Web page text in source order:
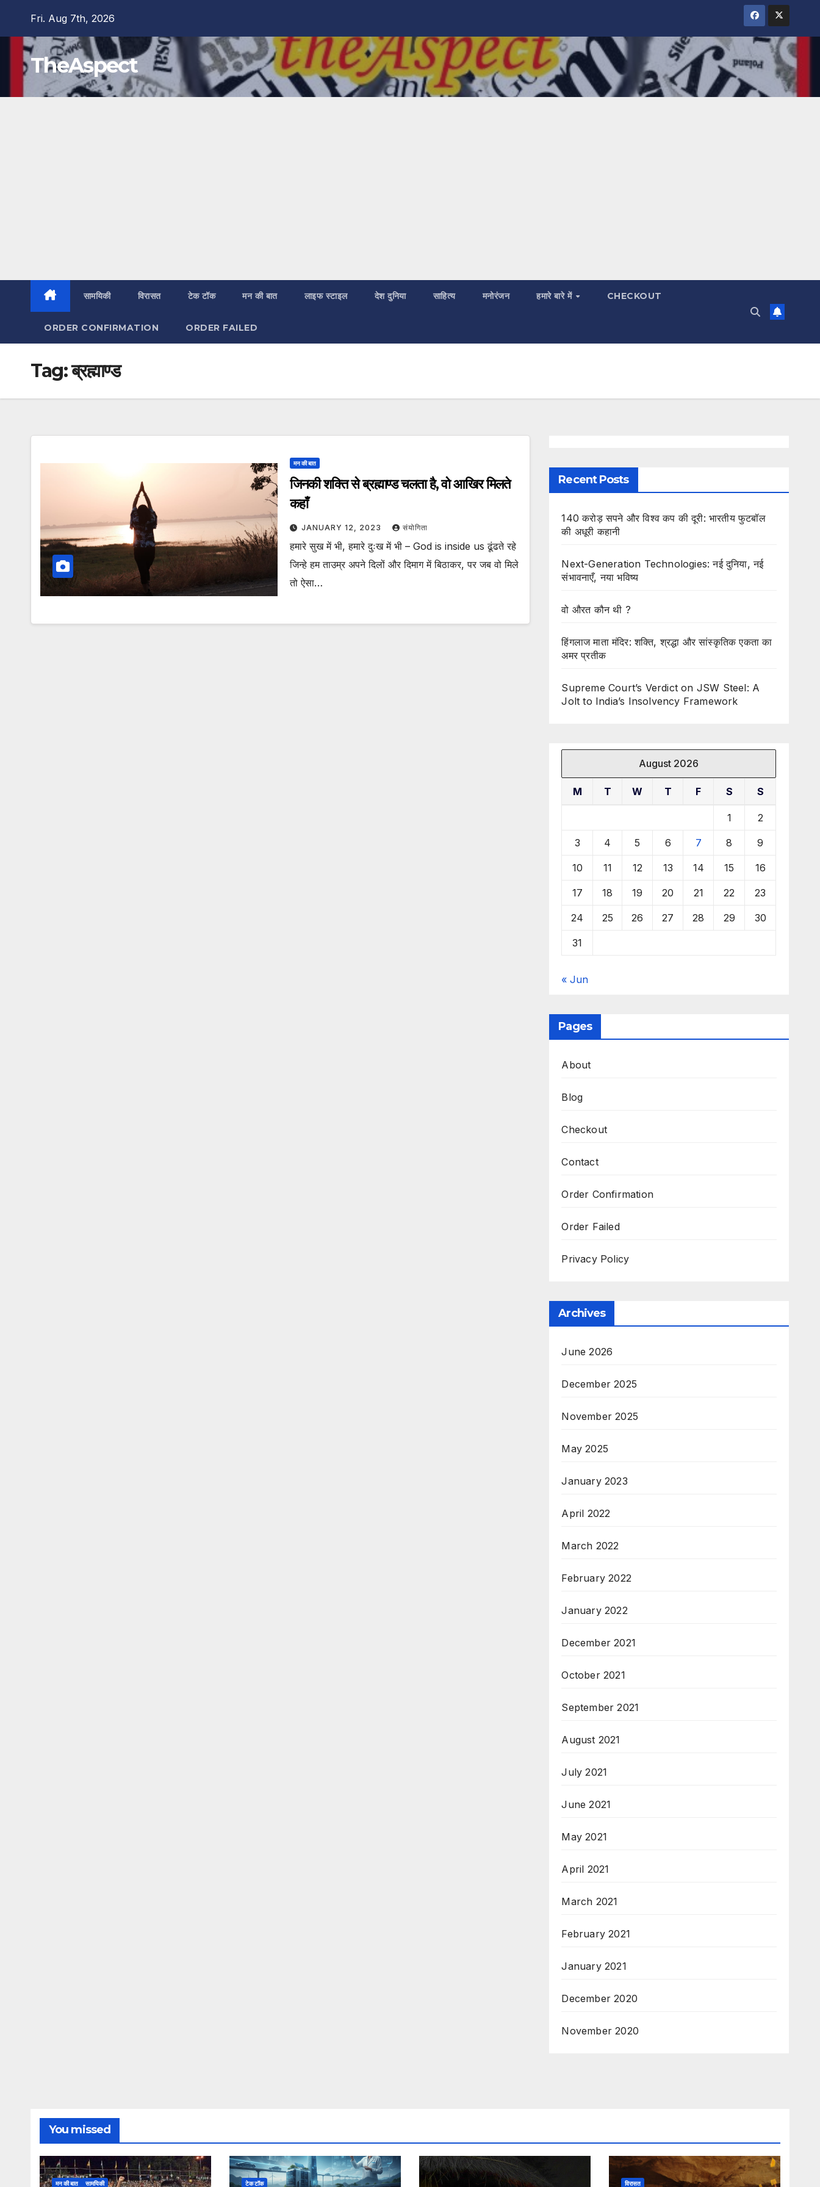
content
Fri. Aug 7th, 2026
TheAspect
सामयिकी विरासत टेक टॉक मन की बात लाइफ स्टाइल देश दुनिया साहित्य मनोरंजन हमारे बारे में CHECKOUT
ORDER CONFIRMATION ORDER FAILED
Tag:ब्रह्माण्ड
मन की बात
जिनकी शक्ति से ब्रह्माण्ड चलता है, वो आखिर मिलते
कहाँ
JANUARY 12, 2023 संयोगिता
हमारे सुख में भी, हमारे दुःख में भी – God is inside us ढूंढते रहे
जिन्हे हम ताउम्र अपने दिलों और दिमाग में बिठाकर, पर जब वो मिले
तो ऐसा…
Recent Posts
140 करोड़ सपने और विश्व कप की दूरी: भारतीय फुटबॉल
की अधूरी कहानी
Next-Generation Technologies: नई दुनिया, नई
संभावनाएँ, नया भविष्य
वो औरत कौन थी ?
हिंगलाज माता मंदिर: शक्ति, श्रद्धा और सांस्कृतिक एकता का
अमर प्रतीक
Supreme Court’s Verdict on JSW Steel: A
Jolt to India’s Insolvency Framework
August 2026
M T W T F S S
1 2
3 4 5 6 7 8 9
10 11 12 13 14 15 16
17 18 19 20 21 22 23
24 25 26 27 28 29 30
31
« Jun
Pages
About
Blog
Checkout
Contact
Order Confirmation
Order Failed
Privacy Policy
Archives
June 2026
December 2025
November 2025
May 2025
January 2023
April 2022
March 2022
February 2022
January 2022
December 2021
October 2021
September 2021
August 2021
July 2021
June 2021
May 2021
April 2021
March 2021
February 2021
January 2021
December 2020
November 2020
You missed
मन की बात सामयिकी टेक टॉक विरासत